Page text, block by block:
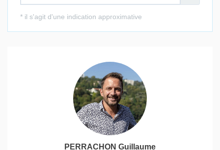
PERRACHON Guillaume